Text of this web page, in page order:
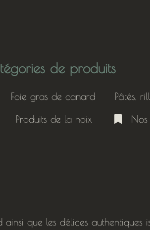
de produits
Foie gras de canard Pâtés,
Produits de la noix Nos
que les délices